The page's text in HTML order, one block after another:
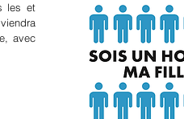
les et
avec